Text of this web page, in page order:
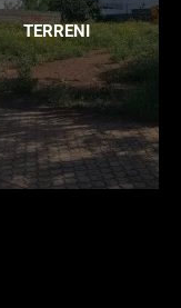
TERRENI